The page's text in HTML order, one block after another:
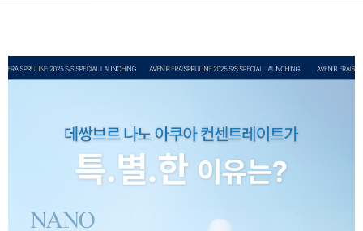
페이코 ID로 페